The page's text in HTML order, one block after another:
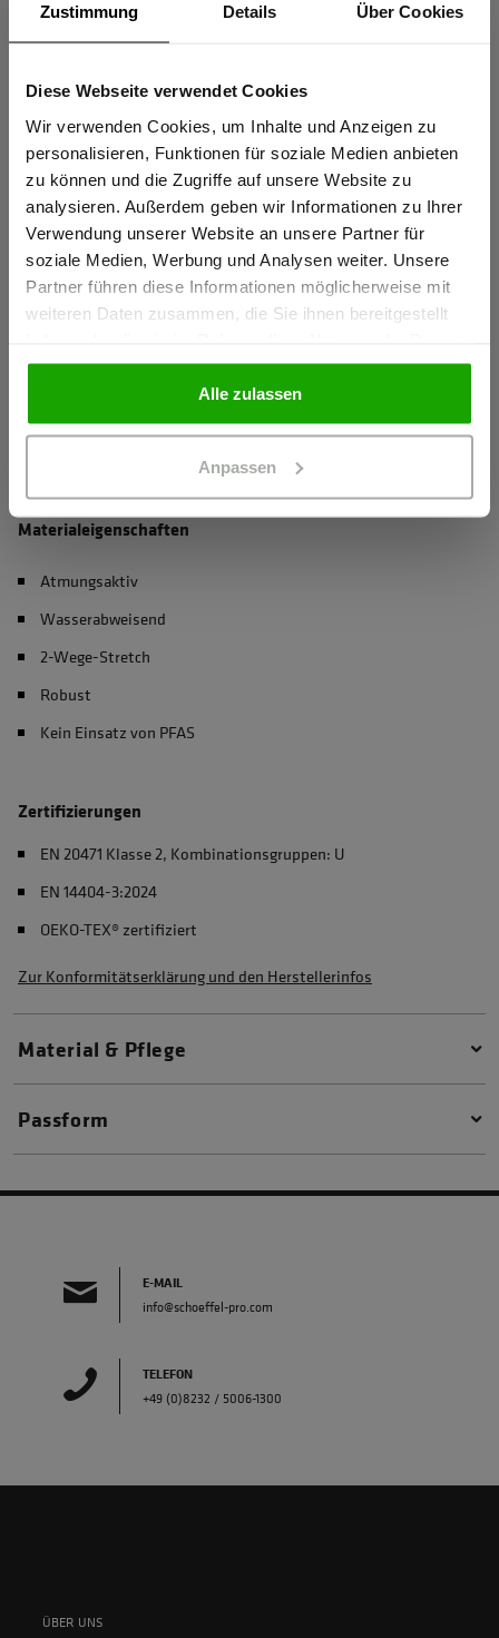
Zustimmung Details Über Cookies
Diese Webseite verwendet Cookies
Wir verwenden Cookies, um Inhalte und Anzeigen zu
personalisieren, Funktionen für soziale Medien anbieten
zu können und die Zugriffe auf unsere Website zu
analysieren. Außerdem geben wir Informationen zu Ihrer
Verwendung unserer Website an unsere Partner für
soziale Medien, Werbung und Analysen weiter. Unsere
Partner führen diese Informationen möglicherweise mit
weiteren Daten zusammen, die Sie ihnen bereitgestellt
gesammelt haben.
Alle zulassen
Anpassen
maximale Abriebfestigkeit
Thermofixierte und formstabile Reflexstreifen PRO ReFlex
Wasserabweisendes Stretchmaterial für perfekten
Tragekomfort
mehr anzeigen
Herstellerangaben
Schöffel PRO GmbH, Albert-Einstein-Strasse 1, 86830
Schwabmünchen, Deutschland
info@schoeffel-pro.com
Materialeigenschaften
Atmungsaktiv
Wasserabweisend
2-Wege-Stretch
Robust
Kein Einsatz von PFAS
Zertifizierungen
EN 20471 Klasse 2, Kombinationsgruppen: U
EN 14404-3:2024
OEKO-TEX® zertifiziert
Zur Konformitätserklärung und den Herstellerinfos
Material & Pflege
Passform
E-MAIL
info@schoeffel-pro.com
TELEFON
+49 (0)8232 / 5006-1300
ÜBER UNS
Sind Sie
Gewerbetreibender?
Ich bestätige, dass ich Gewerbetreibender bin. Alle
Preise werden netto ausgewiesen.